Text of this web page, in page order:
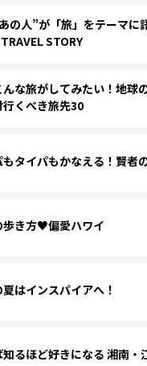
の人”が「旅」をテーマに
STORY
んな旅がしてみたい！地球
行くべき旅先30
もタイパもかなえる！賢者
歩き方♥偏愛ハワイ
はインスパイアへ！
るほど好きになる 湘南・